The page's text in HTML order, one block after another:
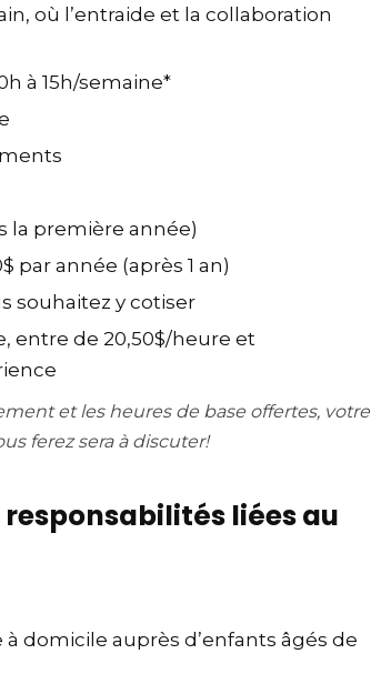
où l’entraide et la collaboration
à 15h/semaine*
la première année)
par année (après 1 an)
souhaitez y cotiser
entre de 20,50$/heure et
et les heures de base offertes, votre
ferez sera à discuter!
liées au
domicile auprès d’enfants âgés de